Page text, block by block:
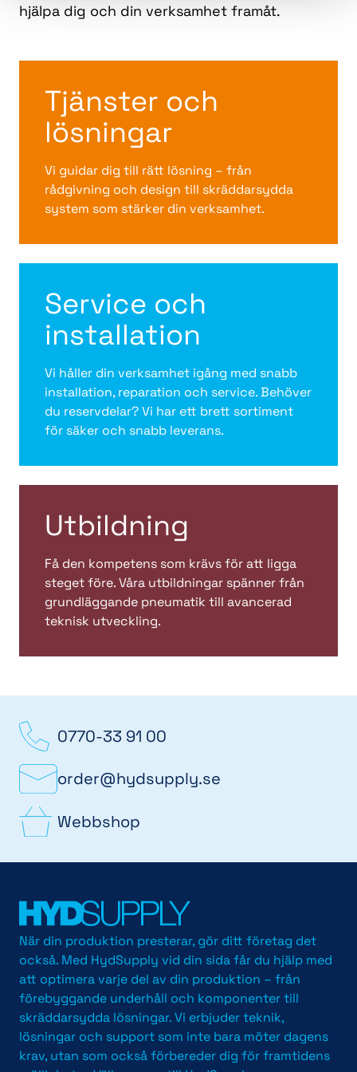
hjälpa dig och din verksamhet framåt.
Tjänster och
lösningar
Vi guidar dig till rätt lösning – från
rådgivning och design till skräddarsydda
system som stärker din verksamhet.
Service och
installation
Vi håller din verksamhet igång med snabb
installation, reparation och service. Behöver
du reservdelar? Vi har ett brett sortiment
för säker och snabb leverans.
Utbildning
Få den kompetens som krävs för att ligga
steget före. Våra utbildningar spänner från
grundläggande pneumatik till avancerad
teknisk utveckling.
0770-33 91 00
order@hydsupply.se
Webbshop
När din produktion presterar, gör ditt företag det
också. Med HydSupply vid din sida får du hjälp med
att optimera varje del av din produktion – från
förebyggande underhåll och komponenter till
skräddarsydda lösningar. Vi erbjuder teknik,
lösningar och support som inte bara möter dagens
krav, utan som också förbereder dig för framtidens